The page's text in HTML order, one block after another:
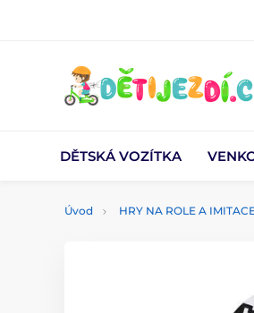
DĚTSKÁ VOZÍTKA
Úvod HRY NA ROLE A